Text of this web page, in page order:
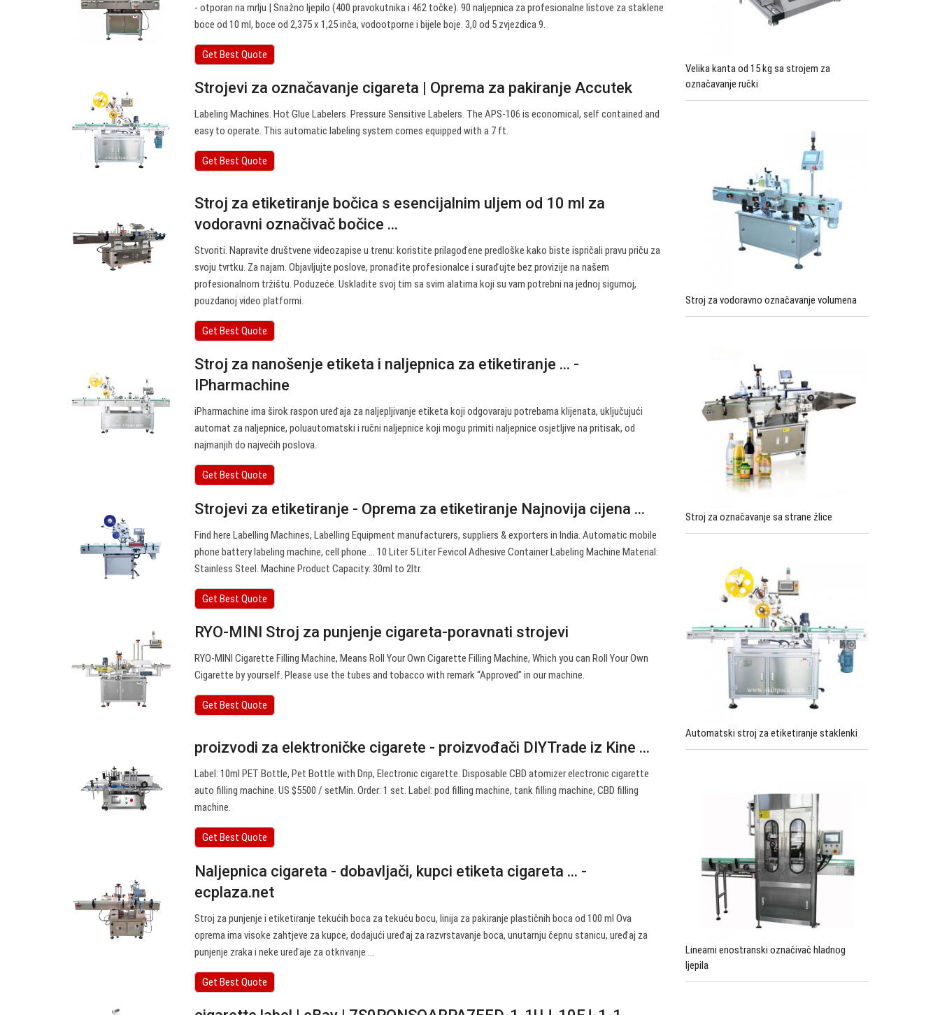
- otporan na mrlju | Snažno ljepilo (400 pravokutnika i 462 točke). 90 naljepnica za profesionalne listove za staklene
boce od 10 ml, boce od 2,375 x 1,25 inča, vodootporne i bijele boje. 3,0 od 5 zvjezdica 9.
Get Best Quote
Strojevi za označavanje cigareta | Oprema za pakiranje Accutek
Labeling Machines. Hot Glue Labelers. Pressure Sensitive Labelers. The APS-106 is economical, self contained and
easy to operate. This automatic labeling system comes equipped with a 7 ft.
Get Best Quote
Stroj za etiketiranje bočica s esencijalnim uljem od 10 ml za
vodoravni označivač bočice ...
Stvoriti. Napravite društvene videozapise u trenu: koristite prilagođene predloške kako biste ispričali pravu priču za
svoju tvrtku. Za najam. Objavljujte poslove, pronađite profesionalce i surađujte bez provizije na našem
profesionalnom tržištu. Poduzeće. Uskladite svoj tim sa svim alatima koji su vam potrebni na jednoj sigurnoj,
pouzdanoj video platformi.
Get Best Quote
Stroj za nanošenje etiketa i naljepnica za etiketiranje ... -
IPharmachine
iPharmachine ima širok raspon uređaja za naljepljivanje etiketa koji odgovaraju potrebama klijenata, uključujući
automat za naljepnice, poluautomatski i ručni naljepnice koji mogu primiti naljepnice osjetljive na pritisak, od
najmanjih do najvećih poslova.
Get Best Quote
Strojevi za etiketiranje - Oprema za etiketiranje Najnovija cijena ...
Find here Labelling Machines, Labelling Equipment manufacturers, suppliers & exporters in India. Automatic mobile
phone battery labeling machine, cell phone … 10 Liter 5 Liter Fevicol Adhesive Container Labeling Machine Material:
Stainless Steel. Machine Product Capacity: 30ml to 2ltr.
Get Best Quote
RYO-MINI Stroj za punjenje cigareta-poravnati strojevi
RYO-MINI Cigarette Filling Machine, Means Roll Your Own Cigarette Filling Machine, Which you can Roll Your Own
Cigarette by yourself. Please use the tubes and tobacco with remark “Approved” in our machine.
Get Best Quote
proizvodi za elektroničke cigarete - proizvođači DIYTrade iz Kine ...
Label: 10ml PET Bottle, Pet Bottle with Drip, Electronic cigarette. Disposable CBD atomizer electronic cigarette
auto filling machine. US $5500 / setMin. Order: 1 set. Label: pod filling machine, tank filling machine, CBD filling
machine.
Get Best Quote
Naljepnica cigareta - dobavljači, kupci etiketa cigareta ... -
ecplaza.net
Stroj za punjenje i etiketiranje tekućih boca za tekuću bocu, linija za pakiranje plastičnih boca od 100 ml Ova
oprema ima visoke zahtjeve za kupce, dodajući uređaj za razvrstavanje boca, unutarnju čepnu stanicu, uređaj za
punjenje zraka i neke uređaje za otkrivanje ...
Get Best Quote
Velika kanta od 15 kg sa strojem za
označavanje ručki
Stroj za vodoravno označavanje volumena
Stroj za označavanje sa strane žlice
Automatski stroj za etiketiranje staklenki
Linearni enostranski označivač hladnog
ljepila